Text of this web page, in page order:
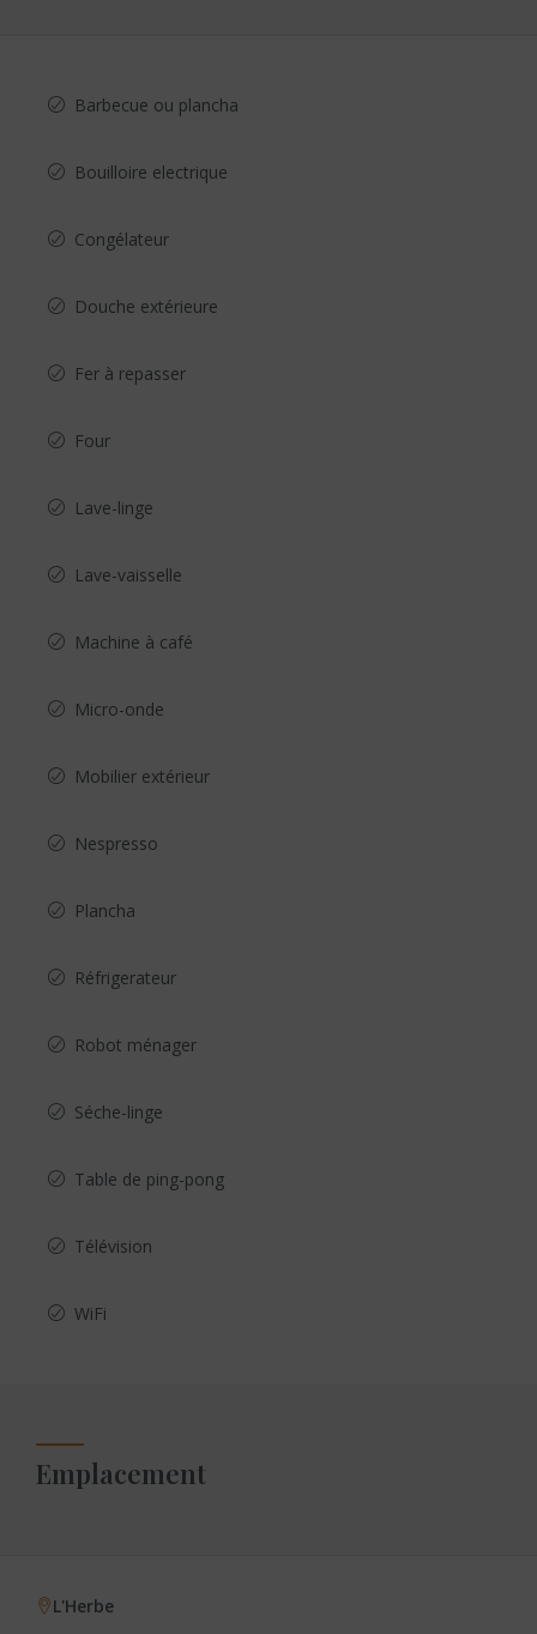
Barbecue ou plancha
Bouilloire electrique
Congélateur
Douche extérieure
Fer à repasser
Four
Lave-linge
Lave-vaisselle
Machine à café
Micro-onde
Mobilier extérieur
Nespresso
Plancha
Réfrigerateur
Robot ménager
Séche-linge
Table de ping-pong
Télévision
WiFi
Emplacement
L'Herbe